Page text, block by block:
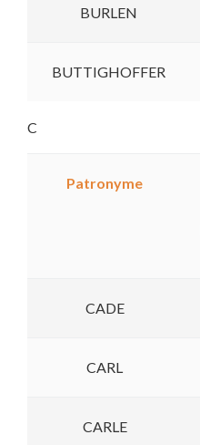
BURLEN
BUTTIGHOFFER
C
Patronyme
CADE
CARL
CARLE